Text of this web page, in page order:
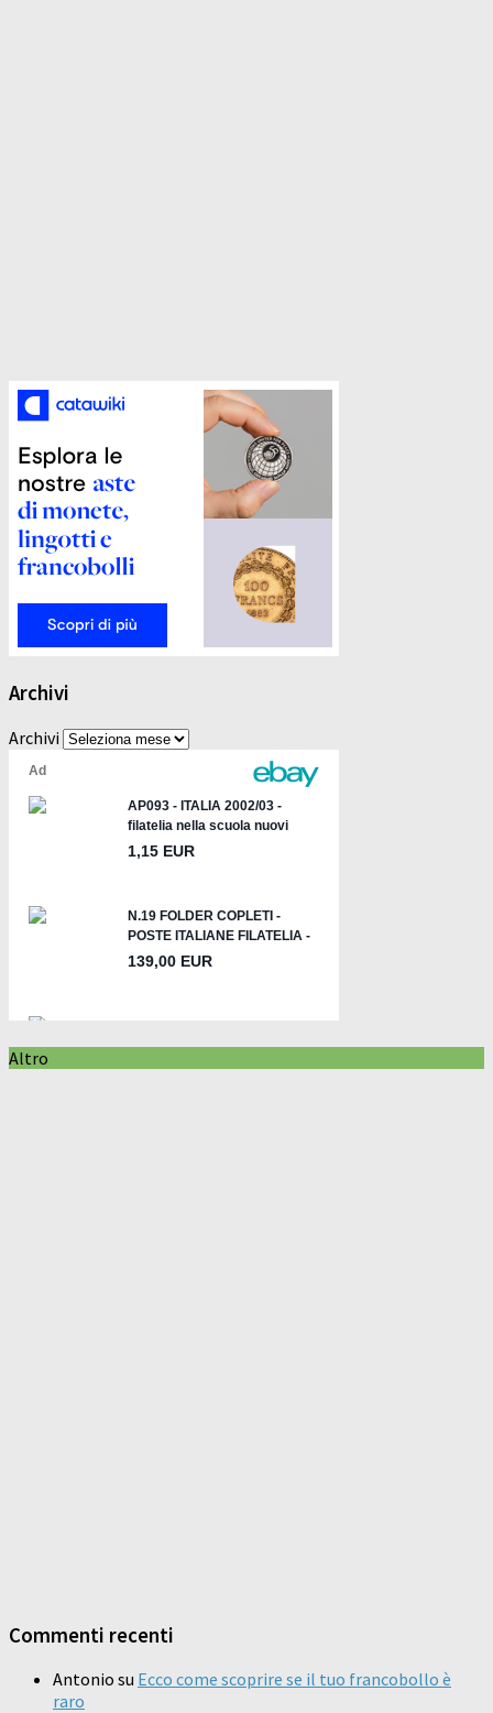
Archivi
Archivi
Altro
Commenti recenti
Antonio su Ecco come scoprire se il tuo francobollo è
raro